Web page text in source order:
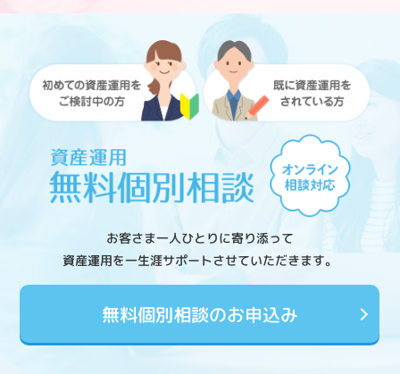
お客さま一人ひとりに寄り添って
資産運用を一生涯サポートさせていただきます。
無料個別相談のお申込み